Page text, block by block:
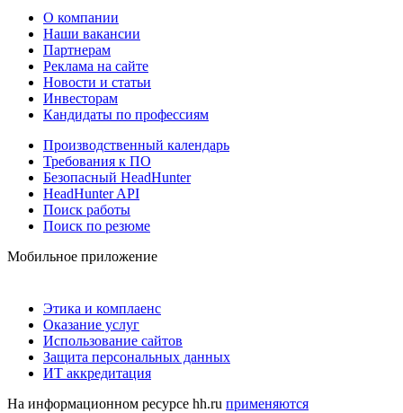
О компании
Наши вакансии
Партнерам
Реклама на сайте
Новости и статьи
Инвесторам
Кандидаты по профессиям
Производственный календарь
Требования к ПО
Безопасный HeadHunter
HeadHunter API
Поиск работы
Поиск по резюме
Мобильное приложение
Этика и комплаенс
Оказание услуг
Использование сайтов
Защита персональных данных
ИТ аккредитация
На информационном ресурсе hh.ru применяются